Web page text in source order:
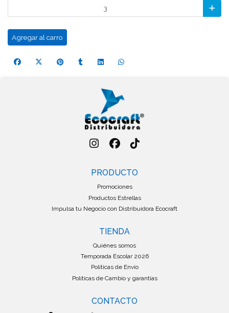
Agregar al carro
PRODUCTO
Promociones
Productos Estrellas
Impulsa tu Negocio con Distribuidora Ecocraft
TIENDA
Quiénes somos
Temporada Escolar 2026
Políticas de Envío
Políticas de Cambio y garantías
CONTACTO